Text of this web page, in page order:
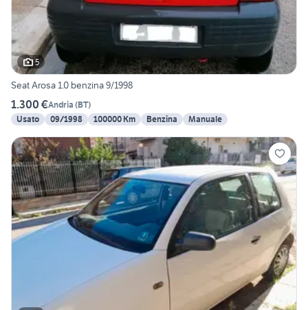
5
Seat Arosa 1.0 benzina 9/1998
1.300 €Andria (BT)
Usato
09/1998 100000 Km Benzina Manuale